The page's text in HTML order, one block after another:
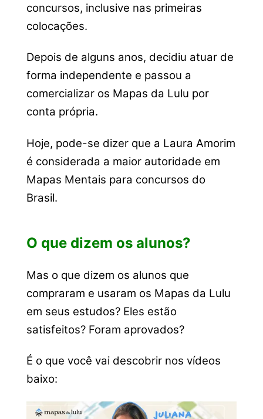
concursos, inclusive nas primeiras
colocações.
Depois de alguns anos, decidiu atuar de
forma independente e passou a
comercializar os Mapas da Lulu por
conta própria.
Hoje, pode-se dizer que a Laura Amorim
é considerada a maior autoridade em
Mapas Mentais para concursos do
Brasil.
O que dizem os alunos?
Mas o que dizem os alunos que
compraram e usaram os Mapas da Lulu
em seus estudos? Eles estão
satisfeitos? Foram aprovados?
É o que você vai descobrir nos vídeos
baixo: